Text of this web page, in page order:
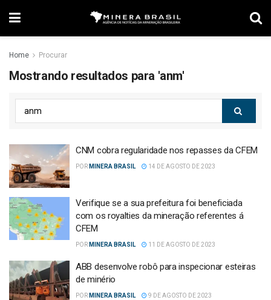
Home Procurar
Mostrando resultados para 'anm'
CNM cobra regularidade nos repasses da CFEM
POR MINERA BRASIL 14 DE AGOSTO DE 2023
Verifique se a sua prefeitura foi beneficiada
com os royalties da mineração referentes á
CFEM
POR MINERA BRASIL 11 DE AGOSTO DE 2023
ABB desenvolve robô para inspecionar esteiras
de minério
POR MINERA BRASIL 9 DE AGOSTO DE 2023